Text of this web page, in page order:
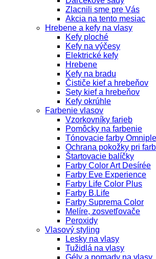
Zlacnili sme pre Vás
Akcia na tento mesiac
Hrebene a kefy na vlasy
Kefy ploché
Kefy na výčesy
Elektrické kefy
Hrebene
Kefy na bradu
Čističe kief a hrebeňov
Sety kief a hrebeňov
Kefy okrúhle
Farbenie vlasov
Vzorkovníky farieb
Pomôcky na farbenie
Tónovacie farby
Ochrana pokožky pri
Štartovacie balíčky
Farby Color Art Desírée
Farby Eve Experience
Farby Life Color Plus
Farby B.Life
Farby Suprema Color
Melíre, zosvetľovače
Peroxidy
Vlasový styling
Lesky na vlasy
Tužidlá na vlasy